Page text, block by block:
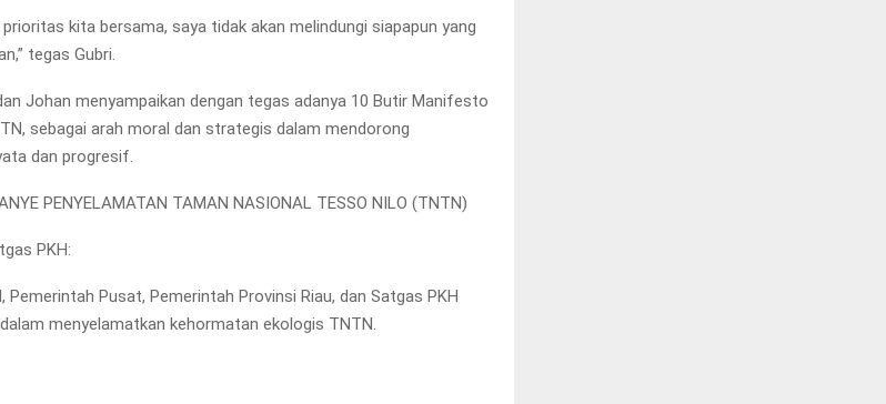
kita bersama, saya tidak akan melindungi siapapun yang
tegas Gubri.
Johan menyampaikan dengan tegas adanya 10 Butir Manifesto
sebagai arah moral dan strategis dalam mendorong
dan progresif.
PENYELAMATAN TAMAN NASIONAL TESSO NILO (TNTN)
PKH:
Pemerintah Pusat, Pemerintah Provinsi Riau, dan Satgas PKH
menyelamatkan kehormatan ekologis TNTN.